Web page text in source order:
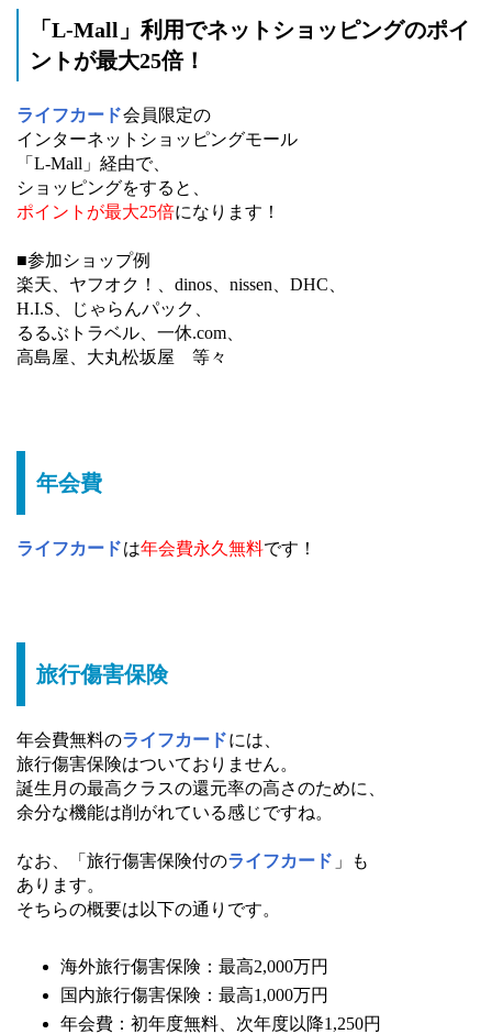
「L-Mall」利用でネットショッピングのポイ
ントが最大25倍！
ライフカード会員限定の
インターネットショッピングモール
「L-Mall」経由で、
ショッピングをすると、
ポイントが最大25倍になります！
■参加ショップ例
楽天、ヤフオク！、dinos、nissen、DHC、
H.I.S、じゃらんパック、
るるぶトラベル、一休.com、
高島屋、大丸松坂屋 等々
年会費
ライフカードは年会費永久無料です！
旅行傷害保険
年会費無料のライフカードには、
旅行傷害保険はついておりません。
誕生月の最高クラスの還元率の高さのために、
余分な機能は削がれている感じですね。
なお、「旅行傷害保険付のライフカード 」も
あります。
そちらの概要は以下の通りです。
海外旅行傷害保険：最高2,000万円
国内旅行傷害保険：最高1,000万円
年会費：初年度無料、次年度以降1,250円